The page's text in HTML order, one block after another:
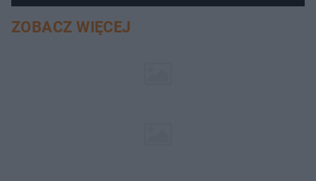
ZOBACZ WIĘCEJ